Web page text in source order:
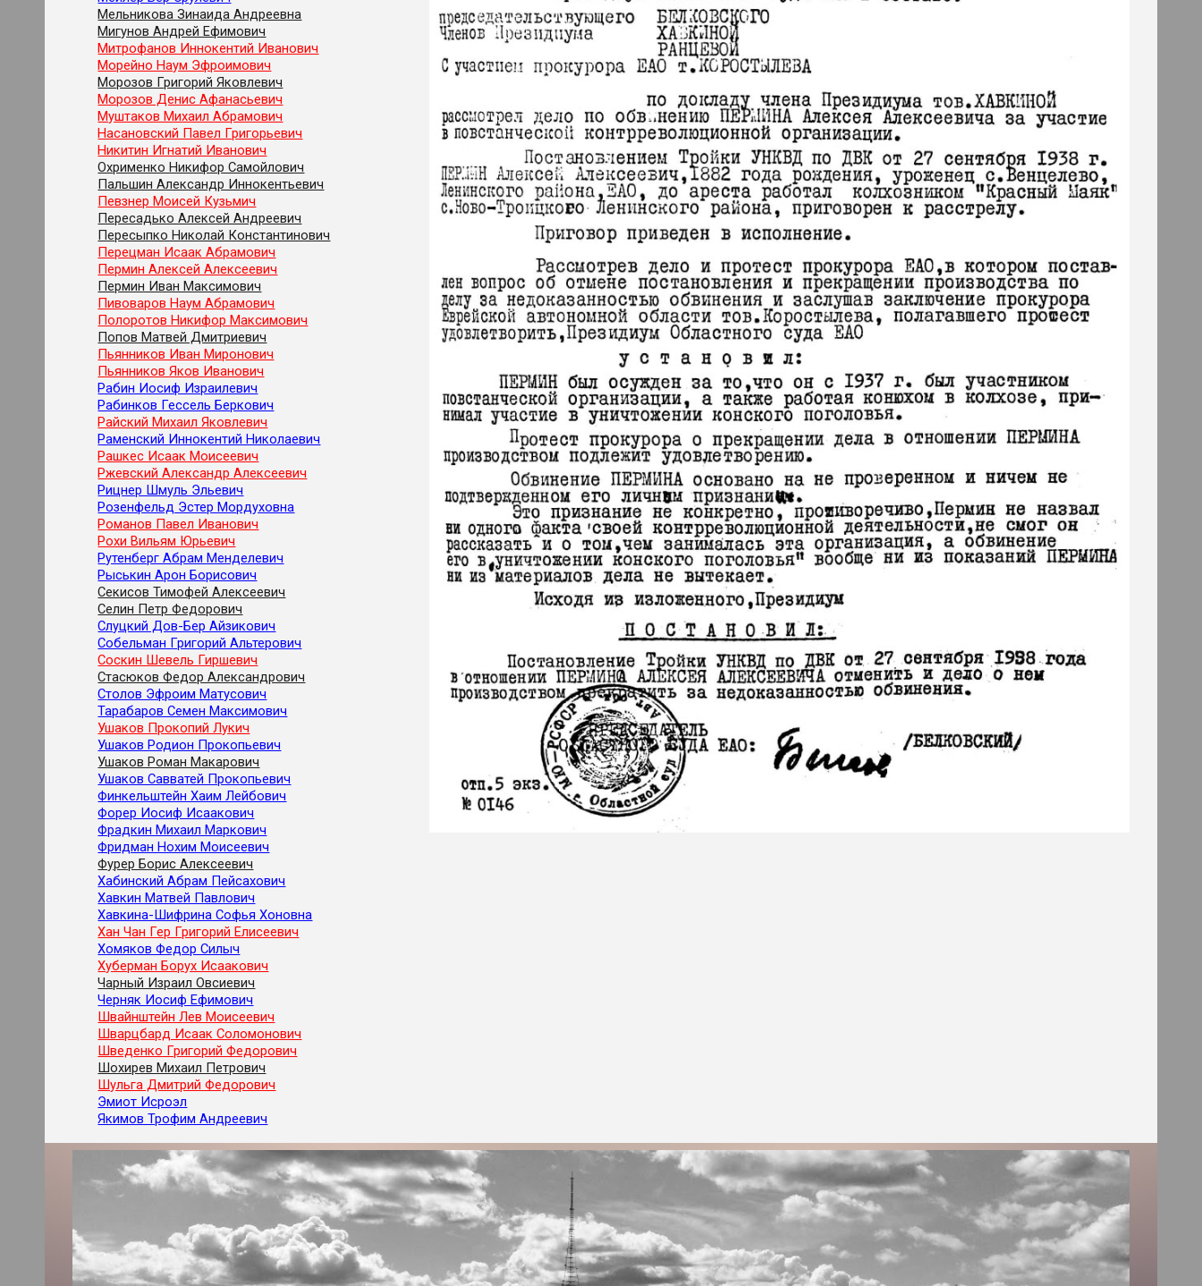
Мельникова Зинаида Андреевна
Мигунов Андрей Ефимович
Митрофанов Иннокентий Иванович
Морейно Наум Эфроимович
Морозов Григорий Яковлевич
Морозов Денис Афанасьевич
Муштаков Михаил Абрамович
Насановский Павел Григорьевич
Никитин Игнатий Иванович
Охрименко Никифор Самойлович
Пальшин Александр Иннокентьевич
Певзнер Моисей Кузьмич
Пересадько Алексей Андреевич
Пересыпко Николай Константинович
Перецман Исаак Абрамович
Пермин Алексей Алексеевич
Пермин Иван Максимович
Пивоваров Наум Абрамович
Полоротов Никифор Максимович
Попов Матвей Дмитриевич
Пьянников Иван Миронович
Пьянников Яков Иванович
Рабин Иосиф Израилевич
Рабинков Гессель Беркович
Райский Михаил Яковлевич
Раменский Иннокентий Николаевич
Рашкес Исаак Моисеевич
Ржевский Александр Алексеевич
Рицнер Шмуль Эльевич
Розенфельд Эстер Мордуховна
Романов Павел Иванович
Рохи Вильям Юрьевич
Рутенберг Абрам Менделевич
Рыськин Арон Борисович
Секисов Тимофей Алексеевич
Селин Петр Федорович
Слуцкий Дов-Бер Айзикович
Собельман Григорий Альтерович
Соскин Шевель Гиршевич
Стасюков Федор Александрович
Столов Эфроим Матусович
Тарабаров Семен Максимович
Ушаков Прокопий Лукич
Ушаков Родион Прокопьевич
Ушаков Роман Макарович
Ушаков Савватей Прокопьевич
Финкельштейн Хаим Лейбович
Форер Иосиф Исаакович
Фрадкин Михаил Маркович
Фридман Нохим Моисеевич
Фурер Борис Алексеевич
Хабинский Абрам Пейсахович
Хавкин Матвей Павлович
Хавкина-Шифрина Софья Хоновна
Хан Чан Гер Григорий Елисеевич
Хомяков Федор Силыч
Хуберман Борух Исаакович
Чарный Израил Овсиевич
Черняк Иосиф Ефимович
Швайнштейн Лев Моисеевич
Шварцбард Исаак Соломонович
Шведенко Григорий Федорович
Шохирев Михаил Петрович
Шульга Дмитрий Федорович
Эмиот Исроэл
Якимов Трофим Андреевич